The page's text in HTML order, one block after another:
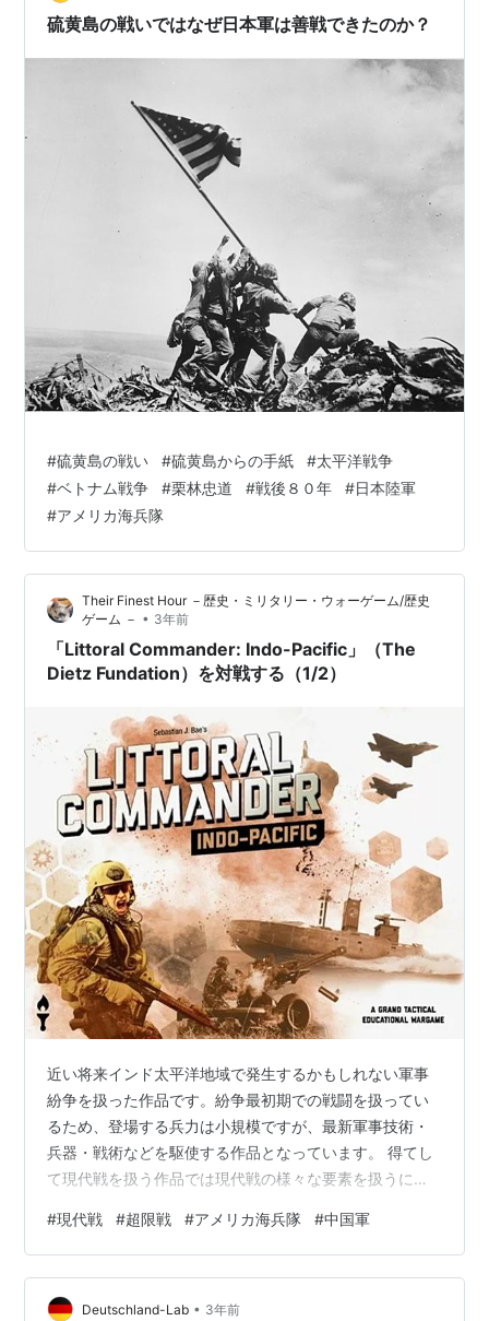
ストライカーをあと数台、自…
硫黄島の戦いではなぜ日本軍は善戦できたのか？
#硫黄島の戦い #硫黄島からの手紙 #太平洋戦争
#ベトナム戦争 #栗林忠道 #戦後８０年 #日本陸軍
#アメリカ海兵隊
Their Finest Hour －歴史・ミリタリー・ウォーゲーム/歴史
ゲーム － • 3年前
「Littoral Commander: Indo-Pacific」（The
Dietz Fundation）を対戦する（1/2）
近い将来インド太平洋地域で発生するかもしれない軍事
紛争を扱った作品です。紛争最初期での戦闘を扱ってい
るため、登場する兵力は小規模ですが、最新軍事技術・
兵器・戦術などを駆使する作品となっています。 得てし
て現代戦を扱う作品では現代戦の様々な要素を扱うにあ
（例えば第二次世界大戦時を扱う作品のゲームシステ
ム）に現代戦要素を追加ルール的に付加したアドオン的
なアプローチを取ったり、ルール量が多く複雑なゲーム
システムになっている作品などが散見されるのですが、
#現代戦 #超限戦 #アメリカ海兵隊 #中国軍
Deutschland-Lab • 3年前